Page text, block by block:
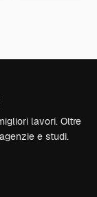
lavori. Oltre
e studi.